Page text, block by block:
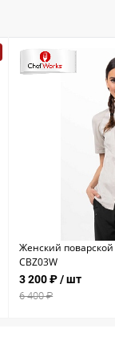
Женский
CBZ03W
3 200 ₽/ шт
6 400 ₽